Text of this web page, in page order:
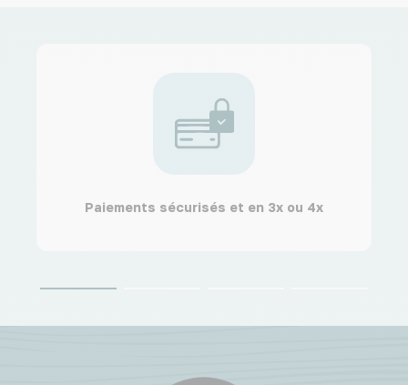
Paiements sécurisés et en 3x ou 4x